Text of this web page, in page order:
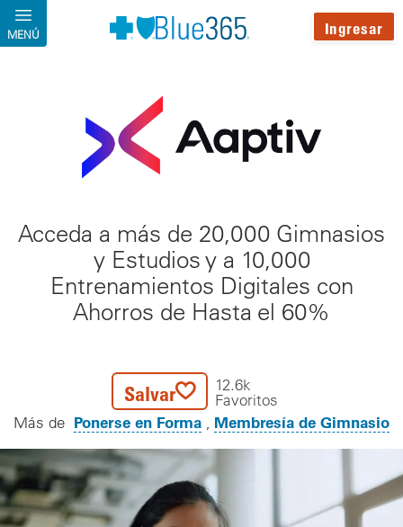
Pasar al contenido principal
MENÚ Ingresar
Acceda a más de 20,000 Gimnasios
y Estudios y a 10,000
Entrenamientos Digitales con
Ahorros de Hasta el 60%
Salvar
12.6k
Favoritos
Más de Ponerse en Forma Membresía de Gimnasio